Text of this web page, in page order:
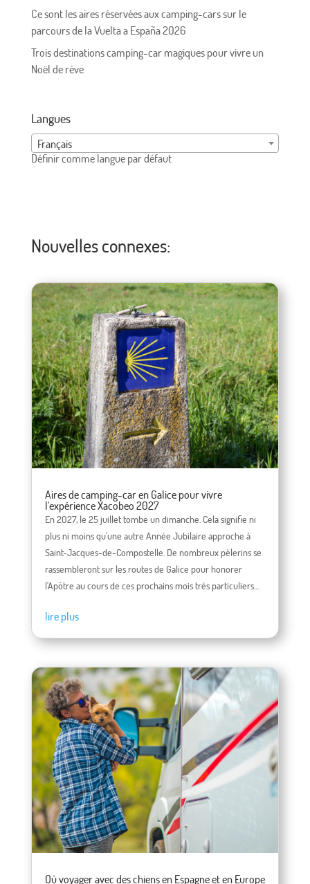
Ce sont les aires réservées aux camping-cars sur le
parcours de la Vuelta a España 2026
Trois destinations camping-car magiques pour vivre un
Noël de rêve
Langues
Français
Définir comme langue par défaut
Nouvelles connexes:
Aires de camping-car en Galice pour vivre
l'expérience Xacobeo 2027
En 2027, le 25 juillet tombe un dimanche. Cela signifie ni
plus ni moins qu'une autre Année Jubilaire approche à
Saint-Jacques-de-Compostelle. De nombreux pèlerins se
rassembleront sur les routes de Galice pour honorer
l'Apôtre au cours de ces prochains mois très particuliers....
lire plus
Où voyager avec des chiens en Espagne et en Europe